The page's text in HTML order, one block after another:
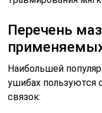
Перечень
Наибольшей
ушибах пользуются
связок: